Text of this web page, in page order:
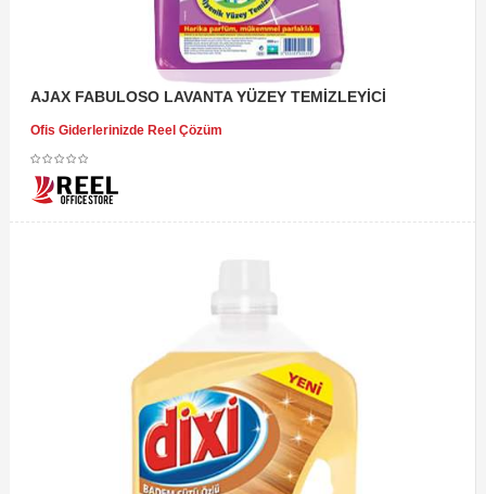
AJAX FABULOSO LAVANTA YÜZEY TEMİZLEYİCİ
Ofis Giderlerinizde Reel Çözüm